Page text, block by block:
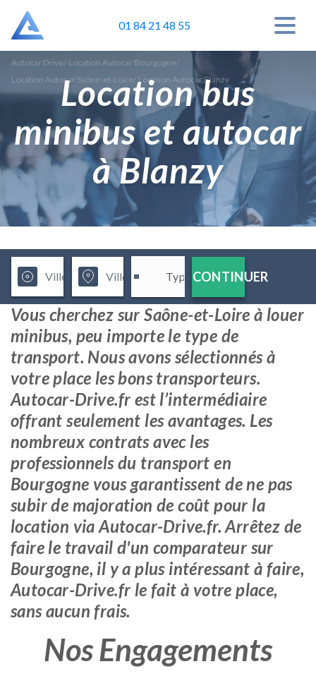
01 84 21 48 55
Autocar Drive/ Location Autocar Bourgogne/
Location Autocar Saône-et-Loire/ Location Autocar Blanzy
Location bus
minibus et autocar
à Blanzy
CONTINUER
Vous cherchez sur Saône-et-Loire à louer
minibus, peu importe le type de
transport. Nous avons sélectionnés à
votre place les bons transporteurs.
Autocar-Drive.fr est l’intermédiaire
offrant seulement les avantages. Les
nombreux contrats avec les
professionnels du transport en
Bourgogne vous garantissent de ne pas
subir de majoration de coût pour la
location via Autocar-Drive.fr. Arrêtez de
faire le travail d'un comparateur sur
Bourgogne, il y a plus intéressant à faire,
Autocar-Drive.fr le fait à votre place,
sans aucun frais.
Nos Engagements